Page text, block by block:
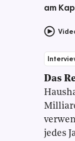
am
Das
jedes